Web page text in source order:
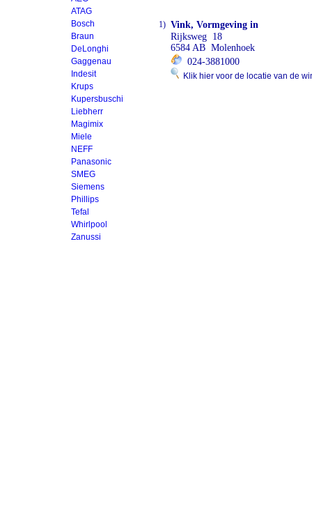
ATAG
Bosch
Braun
DeLonghi
Gaggenau
Indesit
Krups
Kupersbuschi
Liebherr
Magimix
Miele
NEFF
Panasonic
SMEG
Siemens
Phillips
Tefal
Whirlpool
Zanussi
1) Vink, Vormgeving in
Rijksweg 18
6584 AB Molenhoek
024-3881000
Klik hier voor de locatie van de